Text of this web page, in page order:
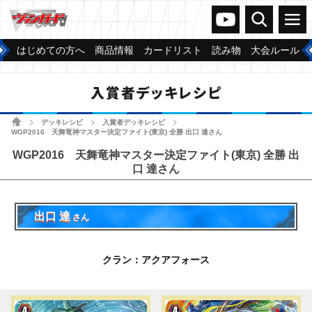
ヴァンガードch
検索 メニュー
はじめての方へ 商品情報 カードリスト 読み物 大会ルール
入賞者デッキレシピ
ホームデッキレシピ 入賞者デッキレシピ
WGP2016 天舞竜神マスター決定ファイト(東京) 全勝 出口 達さん
WGP2016 天舞竜神マスター決定ファイト(東京) 全勝 出
口 達さん
出口 達 さん
クラン：アクアフォース